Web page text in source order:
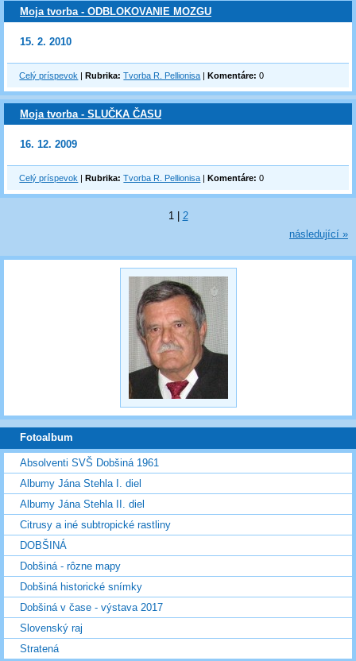
Moja tvorba - ODBLOKOVANIE MOZGU
15. 2. 2010
Celý príspevok |Rubrika: Tvorba R. Pellionisa |Komentáre: 0
Moja tvorba - SLUČKA ČASU
16. 12. 2009
Celý príspevok |Rubrika: Tvorba R. Pellionisa |Komentáre: 0
1
2
následující »
Fotoalbum
Absolventi SVŠ Dobšiná 1961
Albumy Jána Stehla I. diel
Albumy Jána Stehla II. diel
Citrusy a iné subtropické rastliny
DOBŠINÁ
Dobšiná - rôzne mapy
Dobšiná historické snímky
Dobšiná v čase - výstava 2017
Slovenský raj
Stratená